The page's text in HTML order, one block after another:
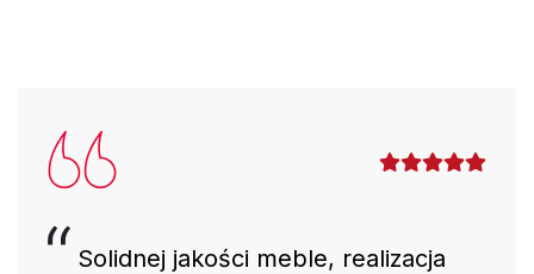
Solidnej jakości meble, realizacja